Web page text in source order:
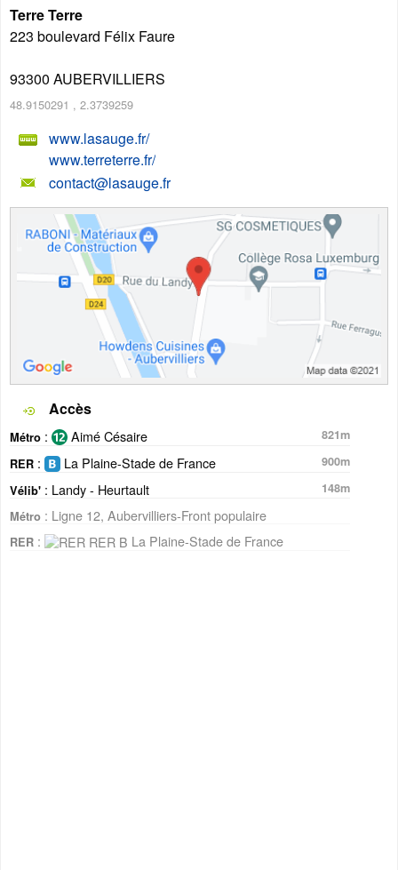
Terre Terre
223 boulevard Félix Faure
93300 AUBERVILLIERS
48.9150291 , 2.3739259
www.lasauge.fr/
www.terreterre.fr/
contact@lasauge.fr
Accès
Métro : Aimé Césaire
821m
RER : La Plaine-Stade de France
900m
Vélib' : Landy - Heurtault
148m
Métro : Ligne 12, Aubervilliers-Front populaire
RER : La Plaine-Stade de France